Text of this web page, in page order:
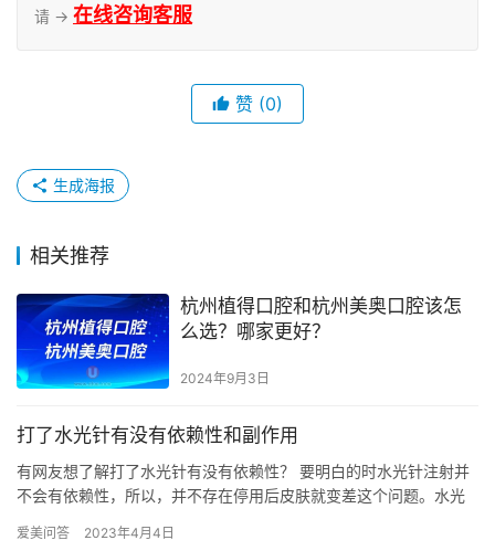
请 → 在线咨询客服
赞 (0)
生成海报
相关推荐
杭州植得口腔和杭州美奥口腔该怎
么选？哪家更好？
2024年9月3日
打了水光针有没有依赖性和副作用
有网友想了解打了水光针有没有依赖性？ 要明白的时水光针注射并
不会有依赖性，所以，并不存在停用后皮肤就变差这个问题。水光
强营…
爱美问答 2023年4月4日